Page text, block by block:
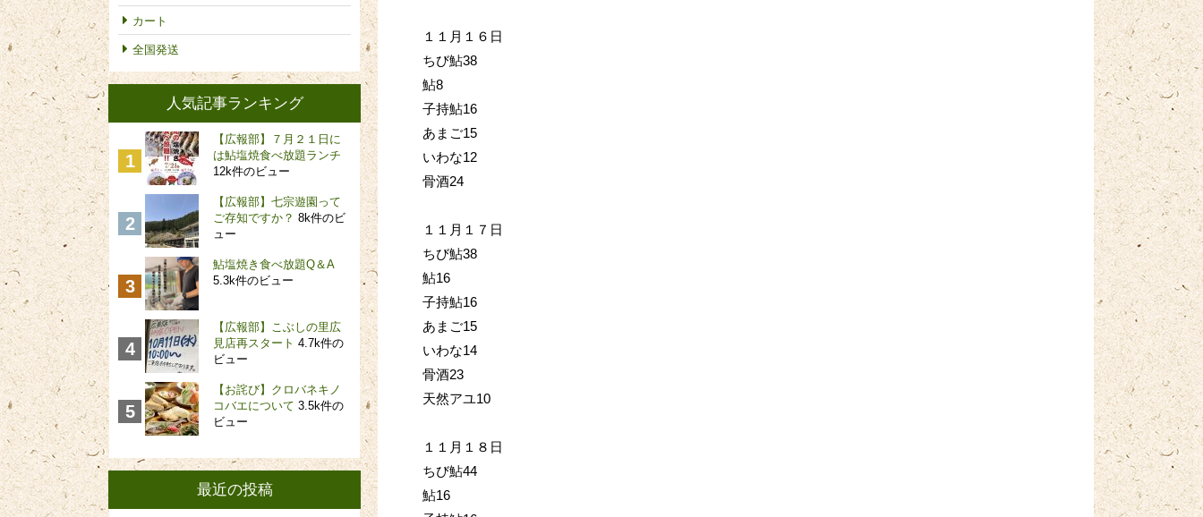
１１月１６日
ちび鮎38
鮎8
子持鮎16
あまご15
いわな12
骨酒24
１１月１７日
ちび鮎38
鮎16
子持鮎16
あまご15
いわな14
骨酒23
天然アユ10
１１月１８日
ちび鮎44
鮎16
カート
全国発送
人気記事ランキング
【広報部】７月２１日に
は鮎塩焼食べ放題ランチ
12k件のビュー
【広報部】七宗遊園って
ご存知ですか？ 8k件のビ
ュー
鮎塩焼き食べ放題Q＆A
5.3k件のビュー
【広報部】こぶしの里広
見店再スタート 4.7k件の
ビュー
【お詫び】クロバネキノ
コバエについて 3.5k件の
ビュー
最近の投稿